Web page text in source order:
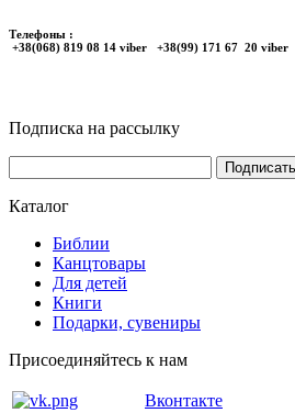
Телефоны :
+38(068) 819 08 14 viber +38(99) 171 67 20 viber
Подписка на рассылку
Каталог
Библии
Канцтовары
Для детей
Книги
Подарки, сувениры
Присоединяйтесь к нам
Вконтакте